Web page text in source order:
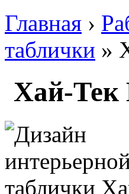
Главная ›
таблички »
Хай-Тек